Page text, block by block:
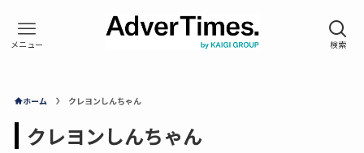
ホーム クレヨンしんちゃん
クレヨンしんちゃん